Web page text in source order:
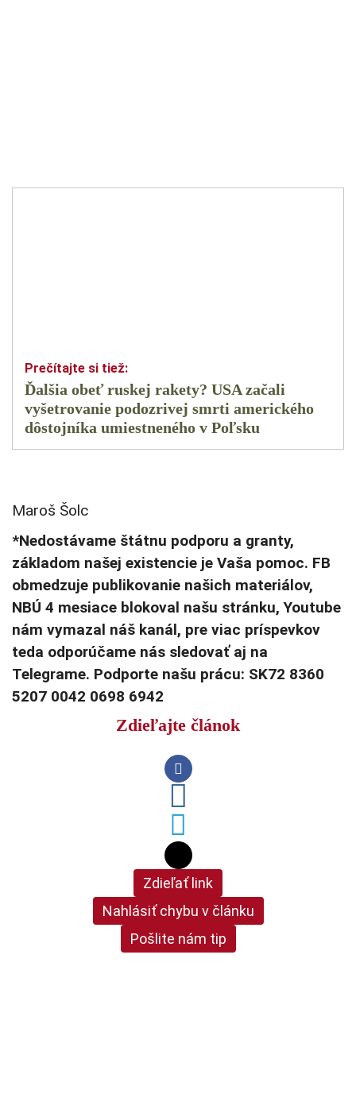
Ďalšia obeť ruskej rakety? USA začali
vyšetrovanie podozrivej smrti amerického
dôstojníka umiestneného v Poľsku
Maroš Šolc
*Nedostávame štátnu podporu a granty,
základom našej existencie je Vaša pomoc. FB
obmedzuje publikovanie našich materiálov,
NBÚ 4 mesiace blokoval našu stránku, Youtube
nám vymazal náš kanál, pre viac príspevkov
teda odporúčame nás sledovať aj na
Telegrame. Podporte našu prácu: SK72 8360
5207 0042 0698 6942
Zdieľajte článok
Zdieľať link
Nahlásiť chybu v článku
Pošlite nám tip